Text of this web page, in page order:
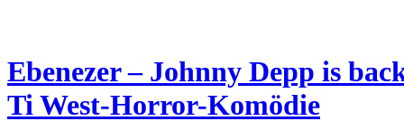
Ebenezer – Johnny Depp is
Ti West-Horror-Komödie